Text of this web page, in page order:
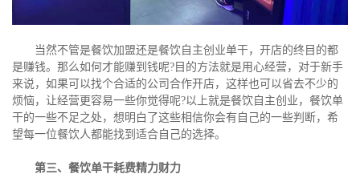
当然不管是餐饮加盟还是餐饮自主创业单干，开店的终目的都
是赚钱。那么如何才能赚到钱呢?目的方法就是用心经营，对于新手
来说，如果可以找个合适的公司合作开店，这样也可以省去不少的
烦恼，让经营更容易一些你觉得呢?以上就是餐饮自主创业，餐饮单
干的一些不足之处，想明白了这些相信你会有自己的一些判断，希
望每一位餐饮人都能找到适合自己的选择。
第三、餐饮单干耗费精力财力